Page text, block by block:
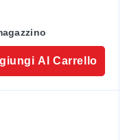
Al Carrello